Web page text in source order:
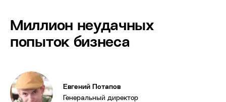
Миллион неудачных
попыток бизнеса
Евгений Потапов
Генеральный директор